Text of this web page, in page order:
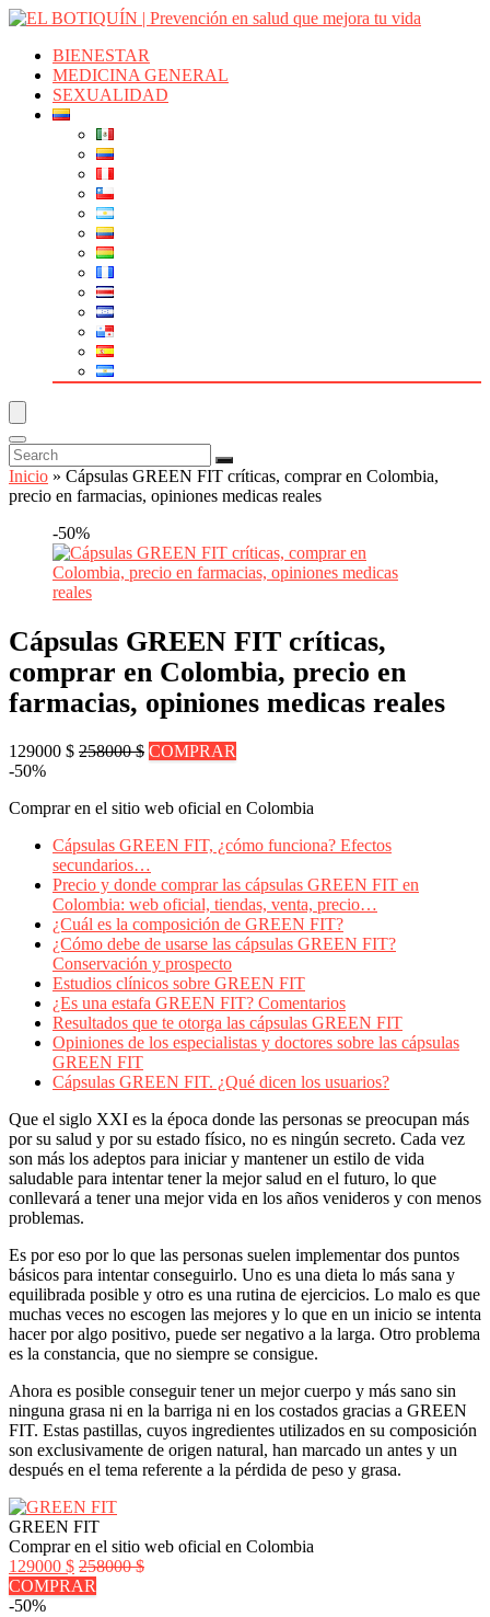
BIENESTAR
MEDICINA GENERAL
SEXUALIDAD
Inicio » Cápsulas GREEN FIT críticas, comprar en Colombia,
precio en farmacias, opiniones medicas reales
-50%
Cápsulas GREEN FIT críticas,
comprar en Colombia, precio en
farmacias, opiniones medicas reales
129000 $ 258000 $ COMPRAR
-50%
Comprar en el sitio web oficial en Colombia
Cápsulas GREEN FIT, ¿cómo funciona? Efectos
secundarios…
Precio y donde comprar las cápsulas GREEN FIT en
Colombia: web oficial, tiendas, venta, precio…
¿Cuál es la composición de GREEN FIT?
¿Cómo debe de usarse las cápsulas GREEN FIT?
Conservación y prospecto
Estudios clínicos sobre GREEN FIT
¿Es una estafa GREEN FIT? Comentarios
Resultados que te otorga las cápsulas GREEN FIT
Opiniones de los especialistas y doctores sobre las cápsulas
GREEN FIT
Cápsulas GREEN FIT. ¿Qué dicen los usuarios?
Que el siglo XXI es la época donde las personas se preocupan más
por su salud y por su estado físico, no es ningún secreto. Cada vez
son más los adeptos para iniciar y mantener un estilo de vida
saludable para intentar tener la mejor salud en el futuro, lo que
conllevará a tener una mejor vida en los años venideros y con menos
problemas.
Es por eso por lo que las personas suelen implementar dos puntos
básicos para intentar conseguirlo. Uno es una dieta lo más sana y
equilibrada posible y otro es una rutina de ejercicios. Lo malo es que
muchas veces no escogen las mejores y lo que en un inicio se intenta
hacer por algo positivo, puede ser negativo a la larga. Otro problema
es la constancia, que no siempre se consigue.
Ahora es posible conseguir tener un mejor cuerpo y más sano sin
ninguna grasa ni en la barriga ni en los costados gracias a GREEN
FIT. Estas pastillas, cuyos ingredientes utilizados en su composición
son exclusivamente de origen natural, han marcado un antes y un
después en el tema referente a la pérdida de peso y grasa.
GREEN FIT
Comprar en el sitio web oficial en Colombia
129000 $ 258000 $
COMPRAR
-50%